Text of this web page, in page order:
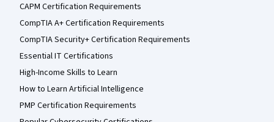
CAPM Certification Requirements
CompTIA A+ Certification Requirements
CompTIA Security+ Certification Requirements
Essential IT Certifications
High-Income Skills to Learn
How to Learn Artificial Intelligence
PMP Certification Requirements